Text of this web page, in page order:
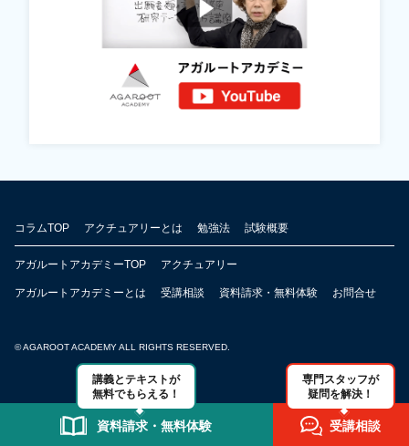
コラムTOP アクチュアリーとは 勉強法 試験概要
アガルートアカデミーTOP アクチュアリー
アガルートアカデミーとは 受講相談 資料請求・無料体験 お問合せ
© AGAROOT ACADEMY ALL RIGHTS RESERVED.
講義とテキストが
無料でもらえる！
資料請求・無料体験
専門スタッフが
疑問を解決！
受講相談